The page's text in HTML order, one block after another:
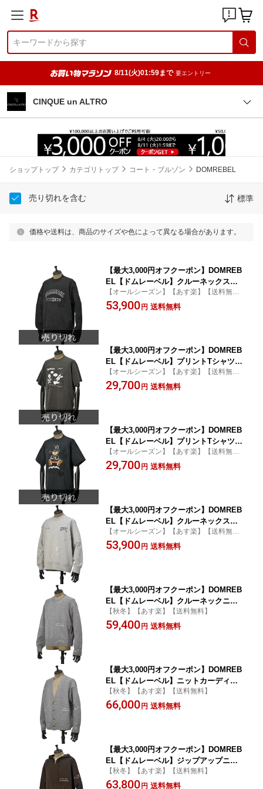
8/11(火)01:59まで 要エントリー
CINQUE un ALTRO
ショップトップ カテゴリトップ コート・ブルゾン DOMREBEL
売り切れを含む 標準
価格や送料は、商品のサイズや色によって異なる場合があります。
【最大3,000円オフクーポン】DOMREB
EL【ドムレーベル】クルーネックスウ
ェット SEMESTER SWEATSHIRT OLD
BLACK コットン ブラック
【オールシーズン】【あす楽】【送料無
料】
53,900円 送料無料
【最大3,000円オフクーポン】DOMREB
EL【ドムレーベル】プリントTシャツ L
ENDER T SHIRT CRYSTALS FEDED B
LACK コットン ラインストーン ヴィン
【オールシーズン】【あす楽】【送料無
料】
29,700円 送料無料
【最大3,000円オフクーポン】DOMREB
EL【ドムレーベル】プリントTシャツ N
Y BEAR T SHIRT CRYSTALS OLD BL
ACK コットン ラインストーン ブラック
【オールシーズン】【あす楽】【送料無
料】
29,700円 送料無料
【最大3,000円オフクーポン】DOMREB
EL【ドムレーベル】クルーネックスウ
ェット STAFF SWEATSHIRT HEATHE
R GREY コットン グレー
【オールシーズン】【あす楽】【送料無
料】
53,900円 送料無料
【最大3,000円オフクーポン】DOMREB
EL【ドムレーベル】クルーネックニッ
ト OFFICE KNIT CREWNECK GREY ウ
ール グレー
【秋冬】【あす楽】【送料無料】
59,400円 送料無料
【最大3,000円オフクーポン】DOMREB
EL【ドムレーベル】ニットカーディガ
ン OFFICE KNIT CARDIGAN GREY ウ
ール グレー
【秋冬】【あす楽】【送料無料】
66,000円 送料無料
【最大3,000円オフクーポン】DOMREB
EL【ドムレーベル】ジップアップニッ
トパーカー OFFICE KNIT ZIP HOODIE
BROWN ウール ブラウン
【秋冬】【あす楽】【送料無料】
63,800円 送料無料